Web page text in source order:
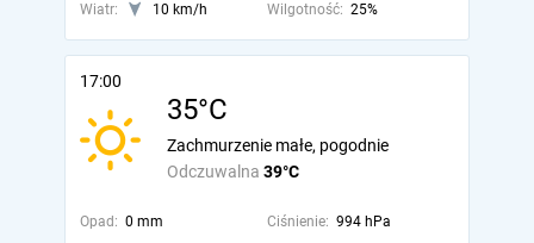
Wiatr:
10 km/h Wilgotność: 25%
17:00
35°C
Odczuwalna 39°C
Zachmurzenie małe, pogodnie
Opad: 0 mm Ciśnienie: 994 hPa